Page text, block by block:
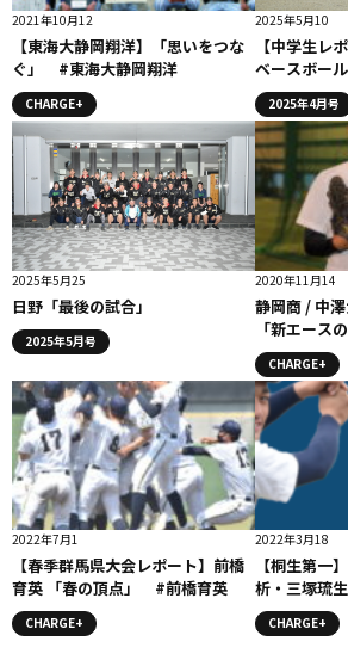
2021年10月12
【東海大静岡翔洋】「思いをつな
ぐ」 #東海大静岡翔洋
CHARGE+
2025年5月10
【中学生レ
ベースボー
2025年4月号
2025年5月25
日野「最後の試合」
2025年5月号
2020年11月14
静岡商 / 中澤大賀（2年＝投手）
「新エース
商業
CHARGE+
2022年7月1
【春季群馬県大会レポート】前橋
育英 「春の頂点」 #前橋育英
CHARGE+
2022年3月18
【桐生第一
析・三塚琉
手）』コラ
CHARGE+